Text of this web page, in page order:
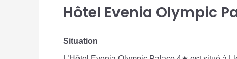
Hôtel Evenia Olympic
Situation